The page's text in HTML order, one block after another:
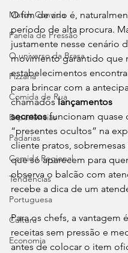
Match Convida
Panela de Pressão
O universo da Brasa
Pizzaria
Comida de Rua
Experiências
Padarias
Comida Regional
Tendências
Portuguesa
Cultura
Economia
O fim de ano é,
período de alta procura.
justamente nesse cenário
movimento garantido que
estabelecimentos
para brincar com a
chamados lançamentos
secretos funcionam quase
“presentes ocultos” na
cliente pratos,
que só aparecem para
observa o balcão com
recebe a dica de um
Para os chefs, a vantagem
receitas sem pressão e
antes de colocar o item